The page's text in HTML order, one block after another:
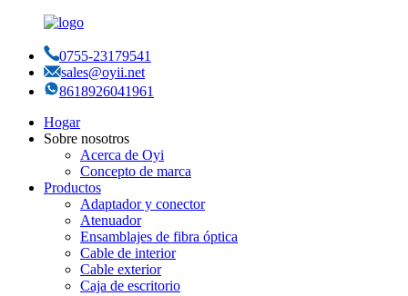
0755-23179541
sales@oyii.net
8618926041961
Hogar
Sobre nosotros
Acerca de Oyi
Concepto de marca
Productos
Adaptador y conector
Atenuador
Ensamblajes de fibra óptica
Cable de interior
Cable exterior
Caja de escritorio